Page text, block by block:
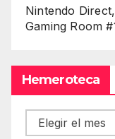
Nintendo
Gaming Room
Hemeroteca
Hemeroteca